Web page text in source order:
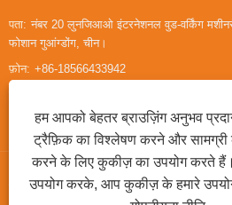
पता: नंबर 20 लुनजिआओ इंटरनेशनल वुड-वर्किंग
फोशान गुआंग्डोंग, चीन।
फ़ोन: +86-18566433942
कॉपीराइट © 2022 गुआंग्डोंग फोरट्रान मशीनरी कंपनी
हम आपको बेहतर ब्राउज़िंग अनुभव
ट्रैफ़िक का विश्लेषण करने और सामग्री
करने के लिए कुकीज़ का उपयोग करते
उपयोग करके, आप कुकीज़ के हमारे